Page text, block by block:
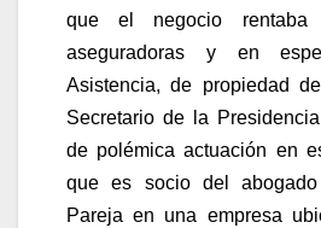
que el negocio
aseguradoras y en
Asistencia, de propiedad
Secretario de la
de polémica actuación en
que es socio del abogado
Pareja en una empresa